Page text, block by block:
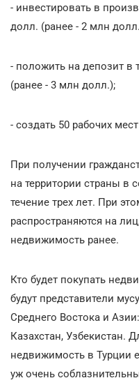
- инвестировать в
долл. (ранее - 2 млн
- положить на депозит в
(ранее - 3 млн долл.);
- создать 50 рабочих
При получении
на территории страны в
течение трех лет. При
распространяются на
недвижимость ранее.
Кто будет покупать
будут представители
Среднего Востока и
Казахстан, Узбекистан.
недвижимость в Турции
уж очень